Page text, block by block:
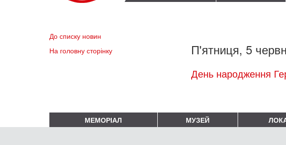
До списку новин
На головну сторінку
П'ятниця, 5
День народження
МЕМОРІАЛ МУЗЕЙ